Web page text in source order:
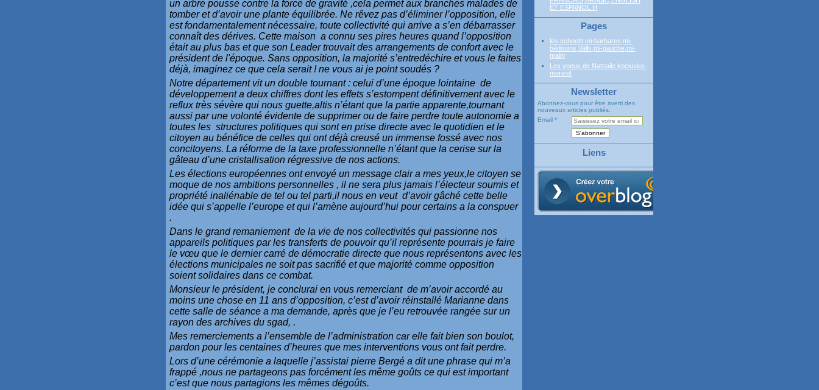
un arbre pousse contre la force de gravité ,cela permet aux branches malades de
tomber et d’avoir une plante équilibrée. Ne rêvez pas d’éliminer l’opposition, elle
est fondamentalement nécessaire, toute collectivité qui arrive a s’en débarrasser
connaît des dérives. Cette maison a connu ses pires heures quand l’opposition
était au plus bas et que son Leader trouvait des arrangements de confort avec le
président de l'époque. Sans opposition, la majorité s’entredéchire et vous le faites
déjà, imaginez ce que cela serait ! ne vous ai je point soudés ?
Notre département vit un double tournant : celui d’une époque lointaine de
développement a deux chiffres dont les effets s’estompent définitivement avec le
reflux très sévère qui nous guette,altis n’étant que la partie apparente,tournant
aussi par une volonté évidente de supprimer ou de faire perdre toute autonomie a
toutes les structures politiques qui sont en prise directe avec le quotidien et le
citoyen au bénéfice de celles qui ont déjà creusé un immense fossé avec nos
concitoyens. La réforme de la taxe professionnelle n’étant que la cerise sur la
gâteau d’une cristallisation régressive de nos actions.
Les élections européennes ont envoyé un message clair a mes yeux,le citoyen se
moque de nos ambitions personnelles , il ne sera plus jamais l’électeur soumis et
propriété inaliénable de tel ou tel parti,il nous en veut d’avoir gâché cette belle
idée qui s’appelle l’europe et qui l’amène aujourd’hui pour certains a la conspuer
.
Dans le grand remaniement de la vie de nos collectivités qui passionne nos
appareils politiques par les transferts de pouvoir qu’il représente pourrais je faire
le vœu que le dernier carré de démocratie directe que nous représentons avec les
élections municipales ne soit pas sacrifié et que majorité comme opposition
soient solidaires dans ce combat.
Monsieur le président, je conclurai en vous remerciant de m’avoir accordé au
moins une chose en 11 ans d’opposition, c’est d’avoir réinstallé Marianne dans
cette salle de séance a ma demande, après que je l’eu retrouvée rangée sur un
rayon des archives du sgad, .
Mes remerciements a l’ensemble de l’administration car elle fait bien son boulot,
pardon pour les centaines d’heures que mes interventions vous ont fait perdre.
Lors d’une cérémonie a laquelle j’assistai pierre Bergé a dit une phrase qui m’a
frappé ,nous ne partageons pas forcément les même goûts ce qui est important
c’est que nous partagions les mêmes dégoûts.
ET ESPANOL H
Pages
les schoettl mi-barbares,mi-
bédouins,Valls,mi-gauche,mi-
malin
Les voeux de Nathalie kociusko-
morizet
Newsletter
Abonnez-vous pour être averti des
nouveaux articles publiés.
Email
Liens